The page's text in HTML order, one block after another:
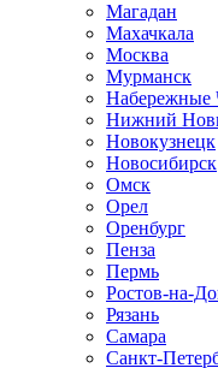
Магадан
Махачкала
Москва
Мурманск
Набережные
Нижний
Новокузнецк
Новосибирск
Омск
Орел
Оренбург
Пенза
Пермь
Ростов-на-
Рязань
Самара
Санкт-